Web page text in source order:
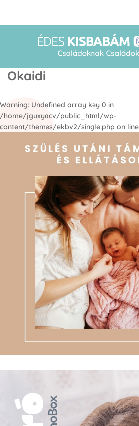
Okaidi
Warning: Undefined array key 0 in
/home/jguxyacv/public_html/wp-
content/themes/ekbv2/single.php on line